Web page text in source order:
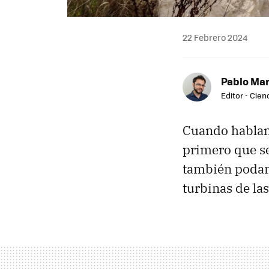
22 Febrero 2024
Pablo
Editor -
Cuando
primero que
también
turbinas de